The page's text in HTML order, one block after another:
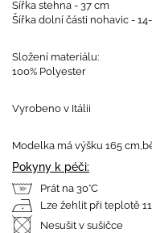
Šířka stehna - 37 cm
Šířka dolní části nohavic -
Složení materiálu:
100% Polyester
Vyrobeno v Itálii
Modelka má výšku 165
Pokyny k péči:
Prát na 30°C
Lze žehlit při teplotě
Nesušit v sušičce